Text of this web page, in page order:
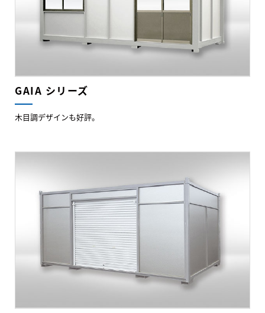
GAIA シリーズ
木目調デザインも好評。